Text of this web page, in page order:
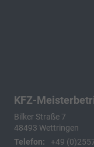
KFZ-
Bilker Straße 7
48493 Wettringen
Telefon:
+49